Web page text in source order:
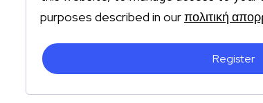
purposes described in ourπολιτική
Register